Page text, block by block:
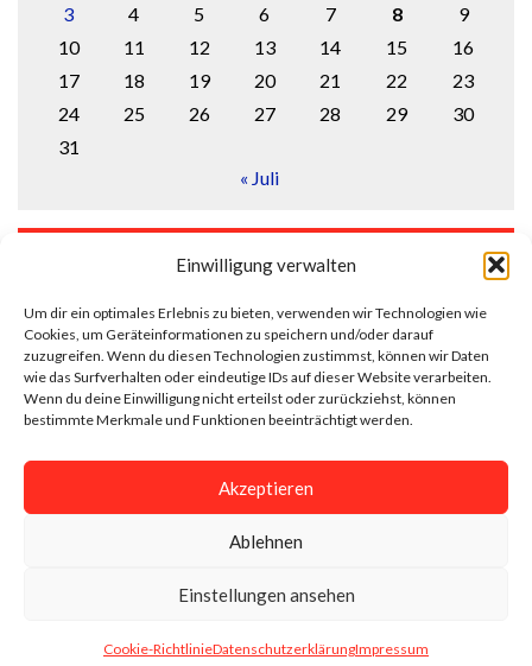
Einwilligung verwalten
Um dir ein optimales Erlebnis zu bieten, verwenden wir Technologien wie
Cookies, um Geräteinformationen zu speichern und/oder darauf
zuzugreifen. Wenn du diesen Technologien zustimmst, können wir Daten
wie das Surfverhalten oder eindeutige IDs auf dieser Website verarbeiten.
Wenn du deine Einwilligung nicht erteilst oder zurückziehst, können
bestimmte Merkmale und Funktionen beeinträchtigt werden.
Akzeptieren
Ablehnen
Einstellungen ansehen
Cookie-RichtlinieDatenschutzerklärungImpressum
3
4 5 6 7 8
9
10
11 12 13 14 15
16
17
18 19 20 21 22
23
24
25 26 27 28 29
30
31
« Juli
Anmelden
Eintrags-Feed
Kommentar-Feed
Impressum
Cookie-Richtlinie (EU)
vonGraphene Themes.